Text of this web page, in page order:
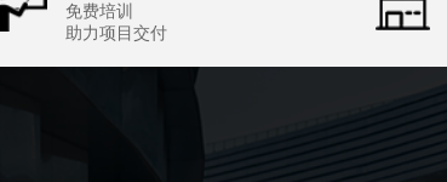
免费培训
助力项目交付